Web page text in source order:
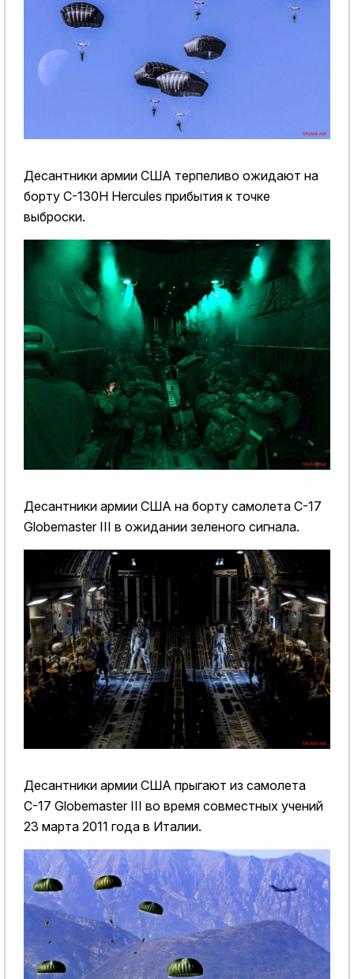
Десантники армии США терпеливо ожидают на
борту C-130H Hercules прибытия к точке
выброски.
Десантники армии США на борту самолета C-17
Globemaster III в ожидании зеленого сигнала.
Десантники армии США прыгают из самолета
С-17 Globemaster III во время совместных учений
23 марта 2011 года в Италии.